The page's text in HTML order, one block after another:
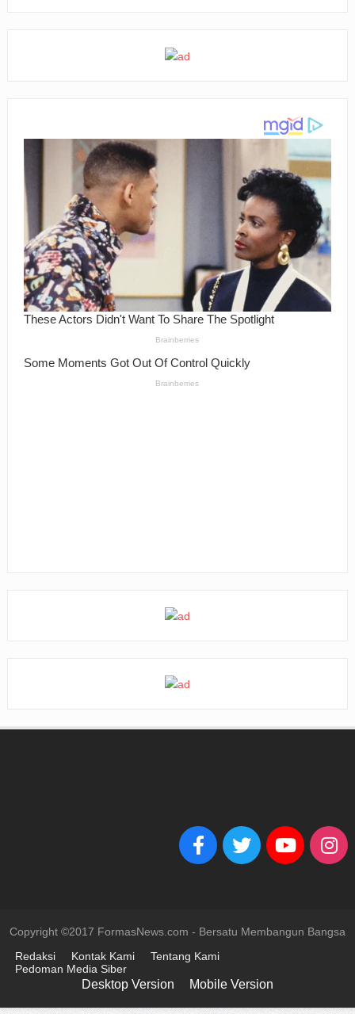
Copyright ©2017 FormasNews.com - Bersatu Membangun Bangsa
Redaksi
Kontak Kami
Tentang Kami
Pedoman Media Siber
Desktop Version Mobile Version